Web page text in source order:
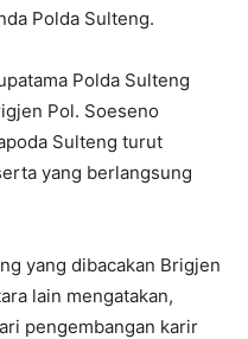
Polda Sulteng.
Polda Sulteng
Pol. Soeseno
Sulteng turut
yang berlangsung
yang dibacakan Brigjen
lain mengatakan,
pengembangan karir